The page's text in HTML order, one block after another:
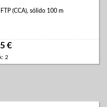
(CCA), sólido 100 m
€
2